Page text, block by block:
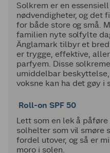
Solkrem er en
nødvendigheter, og det
for både store og små.
familien nyte solfylte
Änglamark tilbyr et
er trygge, effektive,
parfyem. Disse
umiddelbar
voksne kan ha det gøy i
Roll-on SPF 50
Lett som en lek å
solhelter som vil smøre
fordel utover, og så er
moro i solen.